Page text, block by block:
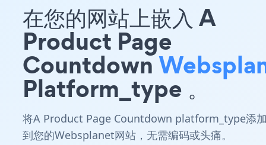
在您的网站上嵌入 A
Product Page
Countdown
Platform_type 。
将A Product Page Countdown platform_type添
到您的Websplanet网站，无需编码或头痛。